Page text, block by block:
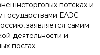
потоках и
государствами ЕАЭС.
заявляется самим
деятельности и
постах.